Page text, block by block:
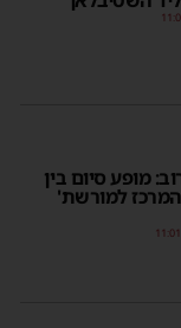
מופע סיום בין
למורשת'
11:01